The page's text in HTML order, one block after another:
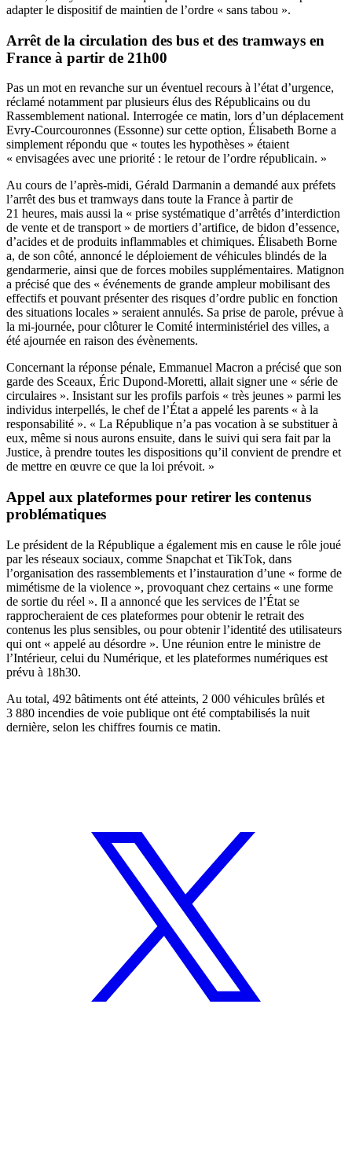
adapter le dispositif de maintien de l’ordre « sans tabou ».
Arrêt de la circulation des bus et des tramways en
France à partir de 21h00
Pas un mot en revanche sur un éventuel recours à l’état d’urgence,
réclamé notamment par plusieurs élus des Républicains ou du
Rassemblement national. Interrogée ce matin, lors d’un déplacement
Evry-Courcouronnes (Essonne) sur cette option, Élisabeth Borne a
simplement répondu que « toutes les hypothèses » étaient
« envisagées avec une priorité : le retour de l’ordre républicain. »
Au cours de l’après-midi, Gérald Darmanin a demandé aux préfets
l’arrêt des bus et tramways dans toute la France à partir de
21 heures, mais aussi la « prise systématique d’arrêtés d’interdiction
de vente et de transport » de mortiers d’artifice, de bidon d’essence,
d’acides et de produits inflammables et chimiques. Élisabeth Borne
a, de son côté, annoncé le déploiement de véhicules blindés de la
gendarmerie, ainsi que de forces mobiles supplémentaires. Matignon
a précisé que des « événements de grande ampleur mobilisant des
effectifs et pouvant présenter des risques d’ordre public en fonction
des situations locales » seraient annulés. Sa prise de parole, prévue à
la mi-journée, pour clôturer le Comité interministériel des villes, a
été ajournée en raison des évènements.
Concernant la réponse pénale, Emmanuel Macron a précisé que son
garde des Sceaux, Éric Dupond-Moretti, allait signer une « série de
circulaires ». Insistant sur les profils parfois « très jeunes » parmi les
individus interpellés, le chef de l’État a appelé les parents « à la
responsabilité ». « La République n’a pas vocation à se substituer à
eux, même si nous aurons ensuite, dans le suivi qui sera fait par la
Justice, à prendre toutes les dispositions qu’il convient de prendre et
de mettre en œuvre ce que la loi prévoit. »
Appel aux plateformes pour retirer les contenus
problématiques
Le président de la République a également mis en cause le rôle joué
par les réseaux sociaux, comme Snapchat et TikTok, dans
l’organisation des rassemblements et l’instauration d’une « forme de
mimétisme de la violence », provoquant chez certains « une forme
de sortie du réel ». Il a annoncé que les services de l’État se
rapprocheraient de ces plateformes pour obtenir le retrait des
contenus les plus sensibles, ou pour obtenir l’identité des utilisateurs
qui ont « appelé au désordre ». Une réunion entre le ministre de
l’Intérieur, celui du Numérique, et les plateformes numériques est
prévu à 18h30.
Au total, 492 bâtiments ont été atteints, 2 000 véhicules brûlés et
3 880 incendies de voie publique ont été comptabilisés la nuit
dernière, selon les chiffres fournis ce matin.